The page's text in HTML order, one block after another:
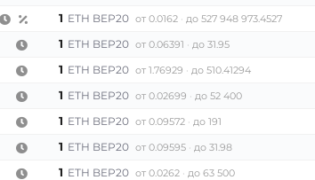
1 ETH BEP20 от 0.0162 до 527 948 973.4527
1 ETH BEP20 от 0.06391 до 31.95
1 ETH BEP20 от 1.76929 до 510.41294
1 ETH BEP20 от 0.02699 до 52 400
1 ETH BEP20 от 0.09572 до 191
1 ETH BEP20 от 0.09595 до 31.98
1 ETH BEP20 от 0.0262 до 63 500